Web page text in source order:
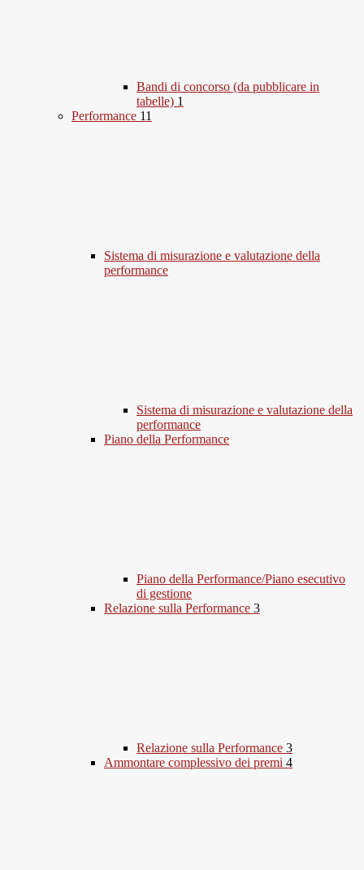
Bandi di concorso (da pubblicare in
tabelle) 1
Performance 11
Sistema di misurazione e valutazione della
performance
Sistema di misurazione e valutazione della
performance
Piano della Performance
Piano della Performance/Piano esecutivo
di gestione
Relazione sulla Performance 3
Relazione sulla Performance 3
Ammontare complessivo dei premi 4